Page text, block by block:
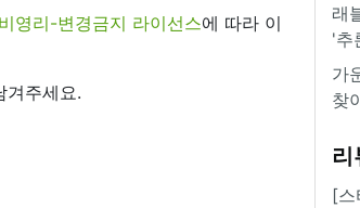
영리-변경금지 라이선스에 따라 이
겨주세요.
래
'추
가
찾
리
[